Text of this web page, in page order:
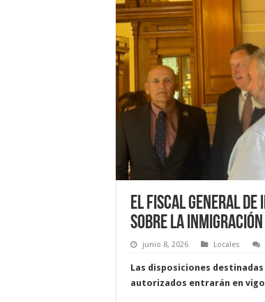
El fiscal general de
sobre la
junio 8, 2026 Locales
Las disposiciones
autorizados entrarán en